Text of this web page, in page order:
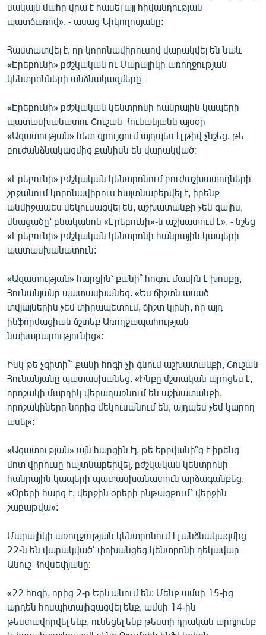
սակայն մահը վրա է հասել այլ հիվանդության
պատճառով», - ասաց Նիկողոսյանը:
Հաստատվել է, որ կորոնավիրուսով վարակվել են նաև
«Էրեբունի» բժշկական ու Մարալիկի առողջության
կենտրոնների անձնակազմերը։
«Էրեբունի» բժշկական կենտրոնի հանրային կապերի
պատասխանատու Շուշան Հունանյանն այսօր
«Ազատության» հետ զրույցում այդպես էլ թիվ չնշեց, թե
բուժանձնակազմից քանիսն են վարակված։
«Էրեբունի» բժշկական կենտրոնում բուժաշխատողների
շրջանում կորոնավիրուս հայտնաբերվել է, իրենք
անմիջապես մեկուսացվել են, աշխատանքի չեն գալիս,
մնացածը՝ բնականոն «Էրեբունի»-ն աշխատում է», - նշեց
«Էրեբունի» բժշկական կենտրոնի հանրային կապերի
պատասխանատուն:
«Ազատության» հարցին՝ քանի՞ հոգու մասին է խոսքը,
Հունանյանը պատասխանեց. «Ես ճիշտն ասած
տվյալներին չեմ տիրապետում, ճիշտ կլինի, որ այդ
ինֆորմացիան ճշտեք Առողջապահության
նախարարությունից»:
Իսկ թե չգիտի՞՝ քանի հոգի չի գնում աշխատանքի, Շուշան
Հունանյանը պատասխանեց. «Ինքը մշտական պրոցես է,
որոշակի մարդիկ վերադառնում են աշխատանքի,
որոշակիները նորից մեկուսանում են, այդպես չեմ կարող
ասել»:
«Ազատության» այն հարցին էլ, թե երբվանի՞ց է իրենց
մոտ վիրուսը հայտնաբերվել, բժշկական կենտրոնի
հանրային կապերի պատասխանատուն արձագանքեց.
«Օրերի հարց է, վերջին օրերի ընթացքում՝ վերջին
շաբաթվա»:
Մարալիկի առողջության կենտրոնում էլ անձնակազմից
22-ն են վարակված՝ փոխանցեց կենտրոնի ղեկավար
Անուշ Հովսեփյանը։
«22 հոգի, որից 2-ը Երևանում են: Մենք ամսի 15-ից
արդեն հոսպիտալիզացվել ենք, ամսի 14-ին
թեստավորվել ենք, ունեցել ենք թեստի դրական արդյունք